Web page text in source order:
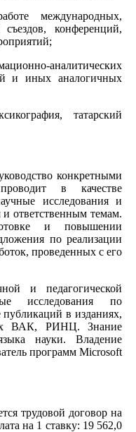
международных,
конференций,
аналитических
и иных аналогичных
татарский
конкретными
в качестве
исследования и
ответственным темам.
и повышении
по реализации
проведенных с его
и педагогической
исследования по
в изданиях,
ВАК, РИНЦ. Знание
науки. Владение
программ Microsoft
трудовой договор на
на 1 ставку: 19 562,0